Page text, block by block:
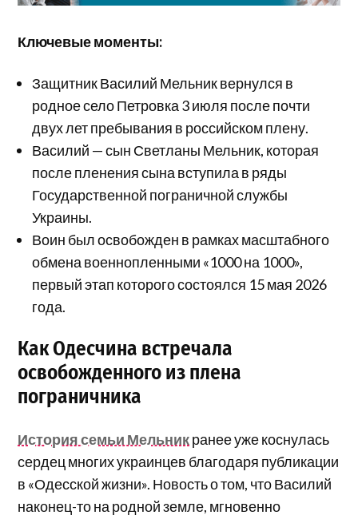
Ключевые моменты:
Защитник Василий Мельник вернулся в
родное село Петровка 3 июля после почти
двух лет пребывания в российском плену.
Василий — сын Светланы Мельник, которая
после пленения сына вступила в ряды
Государственной пограничной службы
Украины.
Воин был освобожден в рамках масштабного
обмена военнопленными «1000 на 1000»,
первый этап которого состоялся 15 мая 2026
года.
Как Одесчина встречала
освобожденного из плена
пограничника
История семьи Мельникранее уже коснулась
сердец многих украинцев благодаря публикации
в «Одесской жизни». Новость о том, что Василий
наконец-то на родной земле, мгновенно